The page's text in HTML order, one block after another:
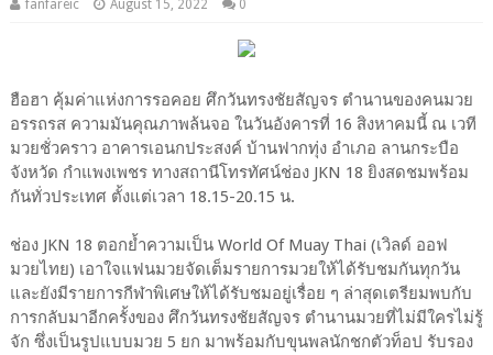
fanfareic August 15, 2022 0
ฮือฮา คุ้มค่าแห่งการรอคอย ศึกวันทรงชัยสัญจร ตำนานของคนมวย
อรรถรส ความมันคุณภาพล้นจอ ในวันอังคารที่ 16 สิงหาคมนี้ ณ เวที
มวยชั่วคราว อาคารเอนกประสงค์ บ้านฟากทุ่ง อำเภอ ลานกระบือ
จังหวัด กำแพงเพชร ทางสถานีโทรทัศน์ช่อง JKN 18 ยิงสดชมพร้อม
กันทั่วประเทศ ตั้งแต่เวลา 18.15-20.15 น.
ช่อง JKN 18 ตอกย้ำความเป็น World Of Muay Thai (เวิลด์ ออฟ
มวยไทย) เอาใจแฟนมวยจัดเต็มรายการมวยให้ได้รับชมกันทุกวัน
และยังมีรายการกีฬาพิเศษให้ได้รับชมอยู่เรื่อย ๆ ล่าสุดเตรียมพบกับ
การกลับมาอีกครั้งของ ศึกวันทรงชัยสัญจร ตำนานมวยที่ไม่มีใครไม่รู้
จัก ซึ่งเป็นรูปแบบมวย 5 ยก มาพร้อมกับขุนพลนักชกตัวท็อป รับรอง